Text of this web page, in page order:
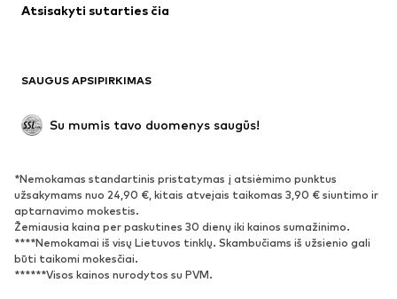
Paltai
Proginiai
Išskirtiniai
BATAI
Naujienos
Sportbačiai
Aulinukai
Batai su kulniukais
Auliniai batai
Atsisakyti sutarties čia
SAUGUS APSIPIRKIMAS
Su mumis tavo duomenys saugūs!
*Nemokamas standartinis pristatymas į atsiėmimo punktus
užsakymams nuo 24,90 €, kitais atvejais taikomas 3,90 € siuntimo ir
aptarnavimo mokestis.
Žemiausia kaina per paskutines 30 dienų iki kainos sumažinimo.
****Nemokamai iš visų Lietuvos tinklų. Skambučiams iš užsienio gali
būti taikomi mokesčiai.
******Visos kainos nurodytos su PVM.